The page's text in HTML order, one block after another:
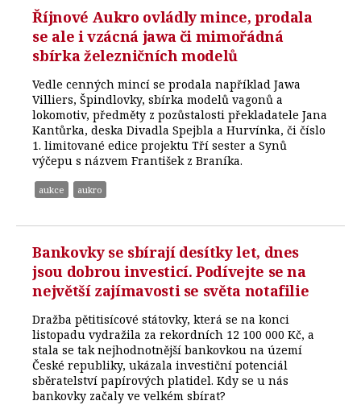
Říjnové Aukro ovládly mince, prodala
se ale i vzácná jawa či mimořádná
sbírka železničních modelů
Vedle cenných mincí se prodala například Jawa
Villiers, Špindlovky, sbírka modelů vagonů a
lokomotiv, předměty z pozůstalosti překladatele Jana
Kantůrka, deska Divadla Spejbla a Hurvínka, či číslo
1. limitované edice projektu Tří sester a Synů
výčepu s názvem František z Braníka.
aukce aukro
Bankovky se sbírají desítky let, dnes
jsou dobrou investicí. Podívejte se na
největší zajímavosti se světa notafilie
Dražba pětitisícové státovky, která se na konci
listopadu vydražila za rekordních 12 100 000 Kč, a
stala se tak nejhodnotnější bankovkou na území
České republiky, ukázala investiční potenciál
sběratelství papírových platidel. Kdy se u nás
bankovky začaly ve velkém sbírat?